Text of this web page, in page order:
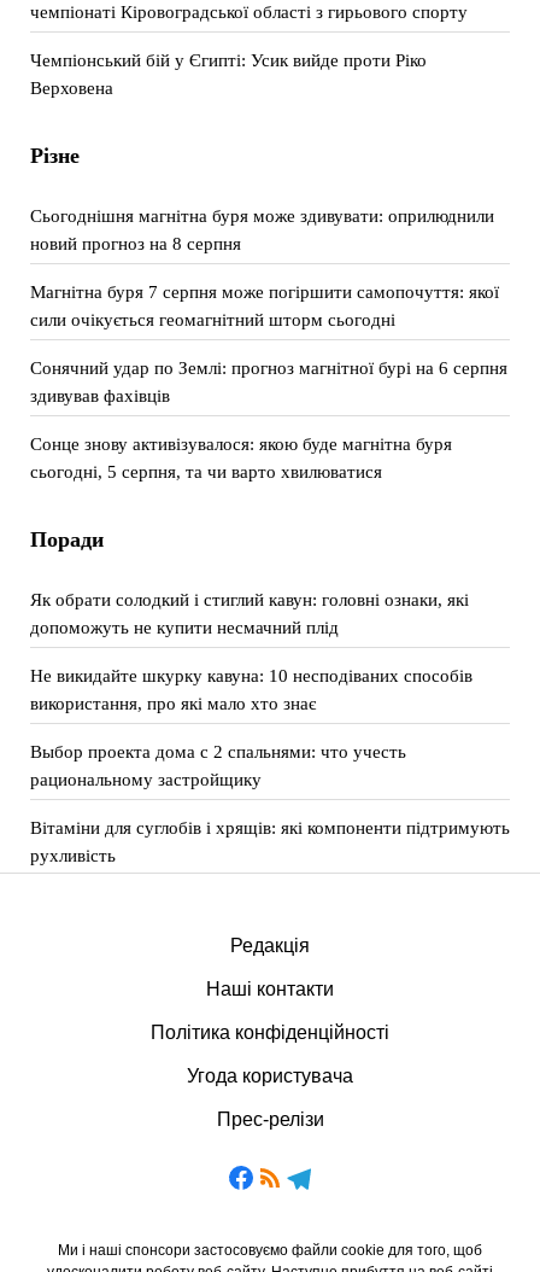
чемпіонаті Кіровоградської області з гирьового спорту
Чемпіонський бій у Єгипті: Усик вийде проти Ріко
Верховена
Різне
Сьогоднішня магнітна буря може здивувати: оприлюднили
новий прогноз на 8 серпня
Магнітна буря 7 серпня може погіршити самопочуття: якої
сили очікується геомагнітний шторм сьогодні
Сонячний удар по Землі: прогноз магнітної бурі на 6 серпня
здивував фахівців
Сонце знову активізувалося: якою буде магнітна буря
сьогодні, 5 серпня, та чи варто хвилюватися
Поради
Як обрати солодкий і стиглий кавун: головні ознаки, які
допоможуть не купити несмачний плід
Не викидайте шкурку кавуна: 10 несподіваних способів
використання, про які мало хто знає
Выбор проекта дома с 2 спальнями: что учесть
рациональному застройщику
Вітаміни для суглобів і хрящів: які компоненти підтримують
рухливість
Редакція
Наші контакти
Політика конфіденційності
Угода користувача
Прес-релізи
Ми і наші спонсори застосовуємо файли cookie для того, щоб